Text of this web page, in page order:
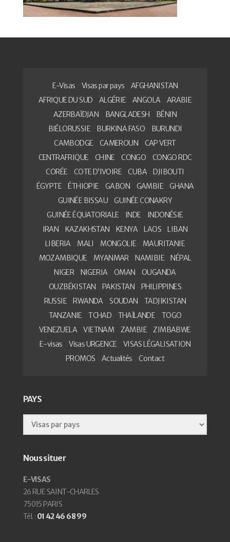
E-Visas Visas par pays
AFGHANISTAN
AFRIQUE DU SUD
ALGÉRIE ANGOLA
ARABIE
AZERBAÏDJAN
BANGLADESH
BÉNIN
BIÉLORUSSIE
BURKINA FASO
BURUNDI
CAMBODGE
CAMEROUN
CAP VERT
CENTRAFRIQUE
CHINE CONGO
CONGO RDC
CORÉE
COTE D’IVOIRE CUBA
DJIBOUTI
ÉGYPTE
ÉTHIOPIE GABON GAMBIE
GHANA
GUINÉE BISSAU
GUINÉE CONAKRY
GUINÉE ÉQUATORIALE
INDE
INDONÉSIE
IRAN
KAZAKHSTAN KENYA LAOS
LIBAN
LIBERIA
MALI MONGOLIE
MAURITANIE
MOZAMBIQUE
MYANMAR NAMIBIE
NÉPAL
NIGER
NIGERIA OMAN
OUGANDA
OUZBÉKISTAN
PAKISTAN
PHILIPPINES
RUSSIE
RWANDA SOUDAN
TADJIKISTAN
TANZANIE
TCHAD THAÏLANDE
TOGO
VENEZUELA
VIETNAM ZAMBIE
ZIMBABWE
E-visas
Visas URGENCE
VISAS LÉGALISATION
PROMOS
Actualités Contact
PAYS
Nous situer
E-VISAS
26 RUE SAINT-CHARLES
75015 PARIS
Tél. : 01 42 46 68 99